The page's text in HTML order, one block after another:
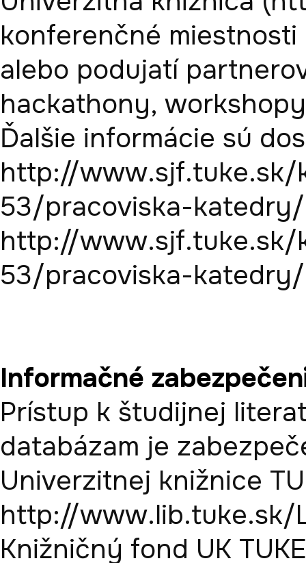
konferenčné
alebo podujatí
hackathony,
Ďalšie informácie sú
http://www.sjf.tuke.sk/
53/pracoviska-
http://www.sjf.tuke.sk/
53/pracoviska-
Informačné
Prístup k študijnej
databázam je
Univerzitnej knižnice
http://www.lib.tuke.sk/
Knižničný fond UK